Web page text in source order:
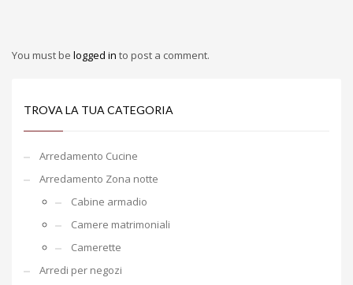
You must be logged in to post a comment.
TROVA LA TUA CATEGORIA
Arredamento Cucine
Arredamento Zona notte
Cabine armadio
Camere matrimoniali
Camerette
Arredi per negozi